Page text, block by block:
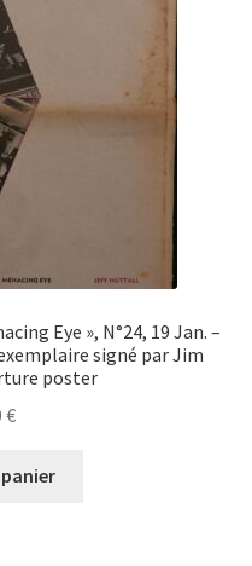
Eye », N°24, 19 Jan. –
signé par Jim
poster
€